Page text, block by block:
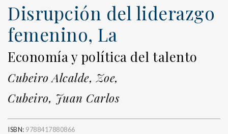
Disrupción del liderazgo
femenino, La
Economía y política del talento
Cubeiro Alcalde, Zoe,
Cubeiro, Juan Carlos
ISBN: 9788417880866